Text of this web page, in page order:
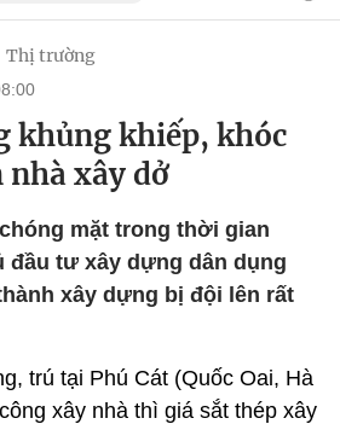
Thị trường
khủng khiếp, khóc
nhà xây dở
mặt trong thời gian
đầu tư xây dựng dân dụng
xây dựng bị đội lên rất
trú tại Phú Cát (Quốc Oai, Hà
xây nhà thì giá sắt thép xây